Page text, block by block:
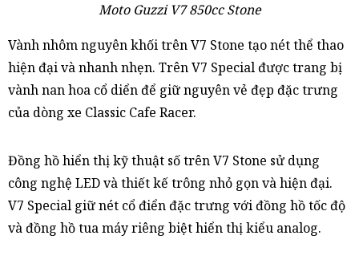
Moto Guzzi V7 850cc Stone
Vành nhôm nguyên khối trên V7 Stone tạo nét thể thao
hiện đại và nhanh nhẹn. Trên V7 Special được trang bị
vành nan hoa cổ diển để giữ nguyên vẻ đẹp đặc trưng
của dòng xe Classic Cafe Racer.
Đồng hồ hiển thị kỹ thuật số trên V7 Stone sử dụng
công nghệ LED và thiết kế trông nhỏ gọn và hiện đại.
V7 Special giữ nét cổ điển đặc trưng với đồng hồ tốc độ
và đồng hồ tua máy riêng biệt hiển thị kiểu analog.